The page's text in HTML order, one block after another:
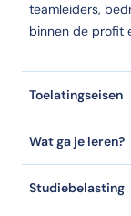
teamleiders,
binnen de profit
Toelatingseisen
Wat ga je leren?
Studiebelasting